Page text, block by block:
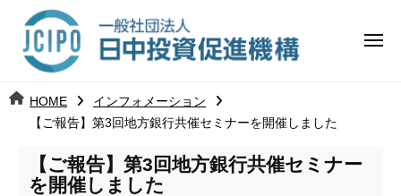
ツ 日
中
投
j
メ
HOME
インフォメーション
【ご報告】第3回地方銀行共催セミナーを開催しました
【ご報告】第3回地方銀行共催セミナー
を開催しました
日
中
資
進